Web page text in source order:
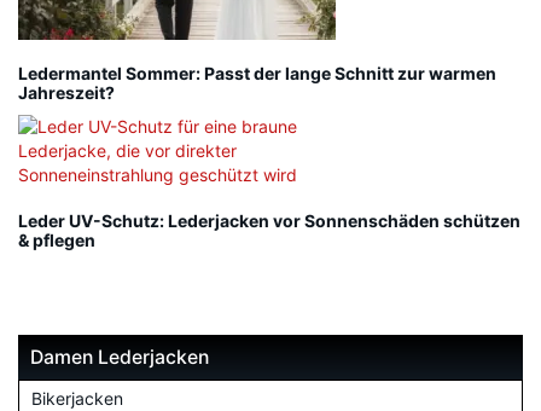
Ledermantel Sommer: Passt der lange Schnitt zur warmen
Jahreszeit?
Leder UV-Schutz: Lederjacken vor Sonnenschäden schützen
& pflegen
Damen Lederjacken
Bikerjacken